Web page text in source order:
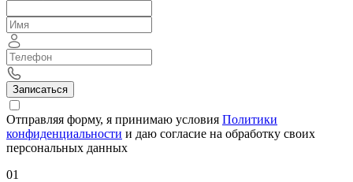
Записаться
Отправляя форму, я принимаю условия Политики
конфиденциальности и даю согласие на обработку своих
персональных данных
01